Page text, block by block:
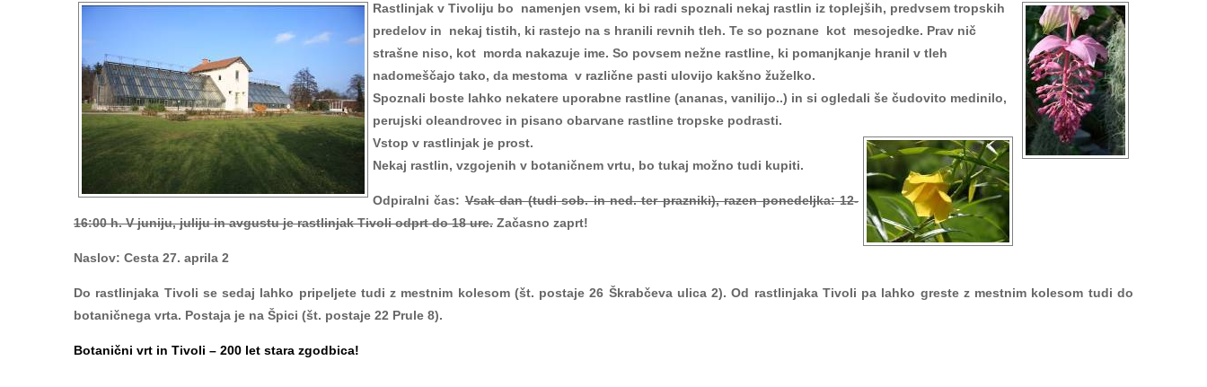
Rastlinjak v Tivoliju bo namenjen vsem, ki bi radi spoznali nekaj rastlin iz toplejših, predvsem tropskih
predelov in nekaj tistih, ki rastejo na s hranili revnih tleh. Te so poznane kot mesojedke. Prav nič
strašne niso, kot morda nakazuje ime. So povsem nežne rastline, ki pomanjkanje hranil v tleh
nadomeščajo tako, da mestoma v različne pasti ulovijo kakšno žuželko.
Spoznali boste lahko nekatere uporabne rastline (ananas, vanilijo..) in si ogledali še čudovito medinilo,
perujski oleandrovec in pisano obarvane rastline tropske podrasti.
Vstop v rastlinjak je prost.
Nekaj rastlin, vzgojenih v botaničnem vrtu, bo tukaj možno tudi kupiti.
Odpiralni čas:Vsak dan (tudi sob. in ned. ter prazniki), razen ponedeljka: 12-
16:00 h. V juniju, juliju in avgustu je rastlinjak Tivoli odprt do 18 ure. Začasno zaprt!
Naslov: Cesta 27. aprila 2
Do rastlinjaka Tivoli se sedaj lahko pripeljete tudi z mestnim kolesom (št. postaje 26 Škrabčeva ulica 2). Od rastlinjaka Tivoli pa lahko greste z mestnim kolesom tudi do
botaničnega vrta. Postaja je na Špici (št. postaje 22 Prule 8).
Botanični vrt in Tivoli – 200 let stara zgodbica!